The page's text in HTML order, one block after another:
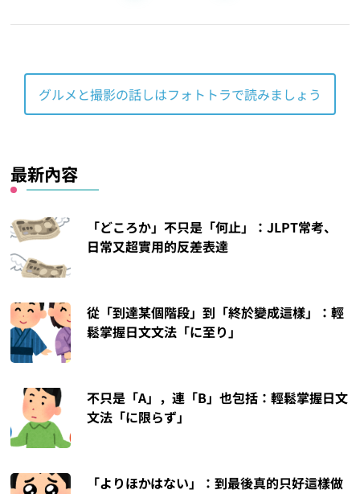
グルメと撮影の話しはフォトトラで読みましょう
最新內容
「どころか」不只是「何止」：JLPT常考、
日常又超實用的反差表達
從「到達某個階段」到「終於變成這樣」：輕
鬆掌握日文文法「に至り」
不只是「A」，連「B」也包括：輕鬆掌握日文
文法「に限らず」
「よりほかはない」：到最後真的只好這樣做